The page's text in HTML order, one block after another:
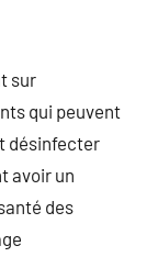
sur
qui peuvent
désinfecter
avoir un
des